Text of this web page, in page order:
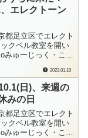
ベル（笑）今年も8
始動！し始めまし
エレクトーン
都足立区でエレクト
クベル教室を開い
みゅーじっく・こね
）体験レッスン→晴
教室(足立区)」の音
Kちゃん。大好き
い！レ...
2023.01.10
日)、来週の
みの日
都足立区でエレクト
クベル教室を開い
みゅーじっく・こね